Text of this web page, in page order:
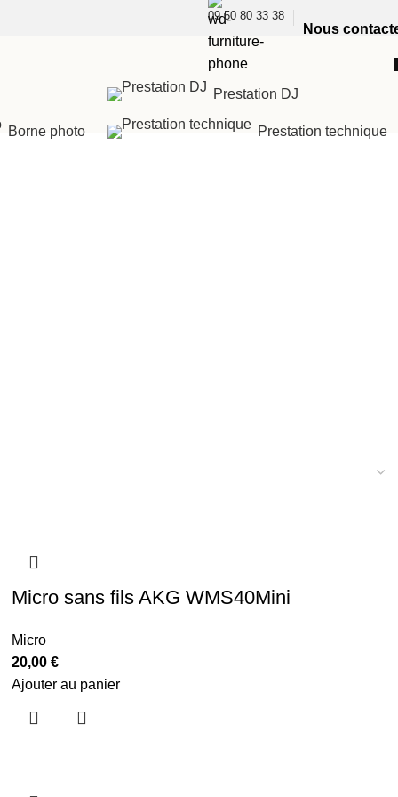
09 50 80 33 38
Nous
Borne photo
Prestation DJ
Prestation technique
Micro sans fils AKG WMS40Mini
Micro
20,00€
Ajouter au panier